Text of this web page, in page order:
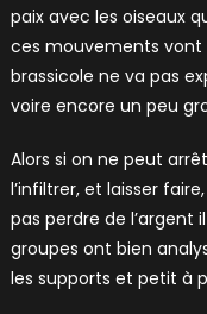
paix avec les oiseaux
ces mouvements vont
brassicole ne va pas
voire encore un peu
Alors si on ne peut
l’infiltrer, et laisser
pas perdre de l’argent
groupes ont bien
les supports et petit à